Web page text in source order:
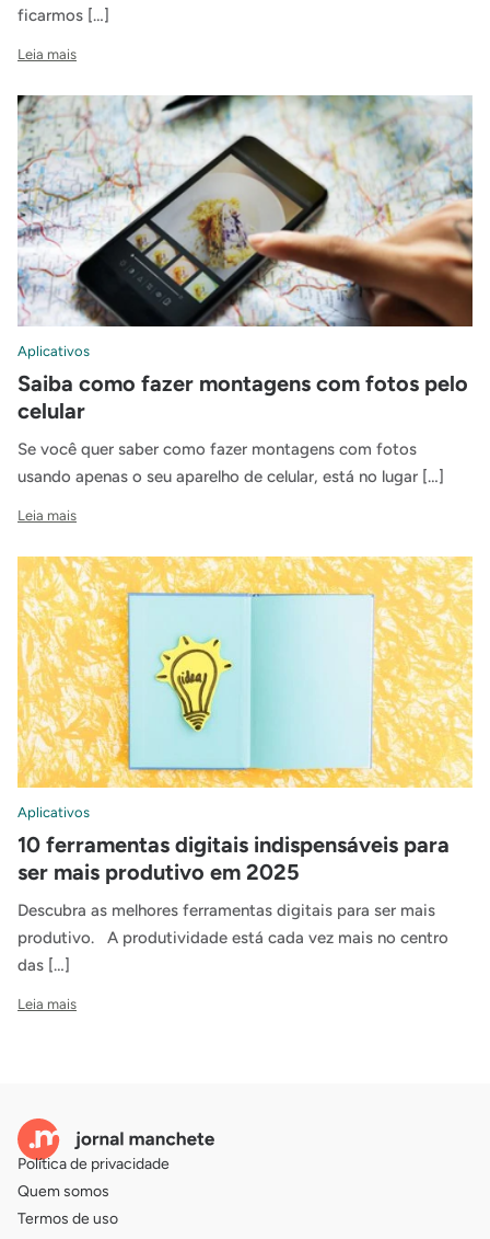
ficarmos […]
Leia mais
Aplicativos
Saiba como fazer montagens com fotos pelo
celular
Se você quer saber como fazer montagens com fotos
usando apenas o seu aparelho de celular, está no lugar […]
Leia mais
Aplicativos
10 ferramentas digitais indispensáveis para
ser mais produtivo em 2025
Descubra as melhores ferramentas digitais para ser mais
produtivo. A produtividade está cada vez mais no centro
das […]
Leia mais
Política de privacidade
Quem somos
Termos de uso